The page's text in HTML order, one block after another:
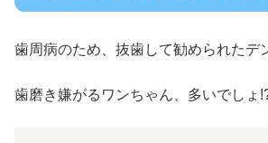
歯周病のため、抜歯して勧められたデ
歯磨き嫌がるワンちゃん、多いでしょ